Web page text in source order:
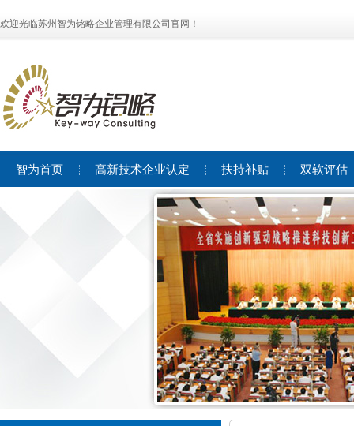
欢迎光临苏州智为铭略企业管理有限公司官网！
智为首页 高新技术企业认定 扶持补贴 双软评估